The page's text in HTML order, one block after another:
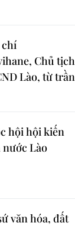
Chủ tịch
Lào, từ trần
hội hội kiến
Lào
văn hóa, đất